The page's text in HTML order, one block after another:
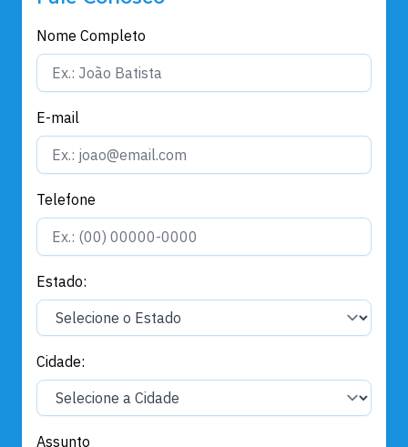
Nome Completo
E-mail
Telefone
Estado:
Cidade:
Assunto